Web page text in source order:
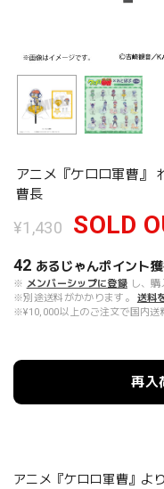
アニメ『ケロロ軍曹』
曹長
¥1,430 SOLD
42 あるじゃんポイント
※ メンバーシップに登録 し、購
※別途送料がかかります。
送料
※¥10,000以上のご注文で国内送
再入
アニメ『ケロロ軍曹』よ